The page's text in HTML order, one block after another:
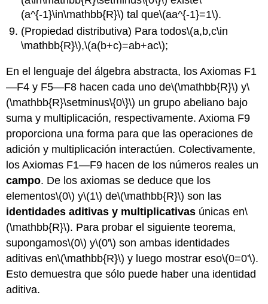
(a^{-1}\in\mathbb{R}\) tal que\(aa^{-1}=1\).
(Propiedad distributiva) Para todos\(a,b,c\in
\mathbb{R}\),\(a(b+c)=ab+ac\);
En el lenguaje del álgebra abstracta, los Axiomas F1
—F4 y F5—F8 hacen cada uno de\(\mathbb{R}\) y\
(\mathbb{R}\setminus\{0\}\) un grupo abeliano bajo
suma y multiplicación, respectivamente. Axioma F9
proporciona una forma para que las operaciones de
adición y multiplicación interactúen. Colectivamente,
los Axiomas F1—F9 hacen de los números reales un
campo. De los axiomas se deduce que los
elementos\(0\) y\(1\) de\(\mathbb{R}\) son las
identidadesaditivas y multiplicativas únicas en\
(\mathbb{R}\). Para probar el siguiente teorema,
supongamos\(0\) y\(0'\) son ambas identidades
aditivas en\(\mathbb{R}\) y luego mostrar eso\(0=0'\).
Esto demuestra que sólo puede haber una identidad
aditiva.